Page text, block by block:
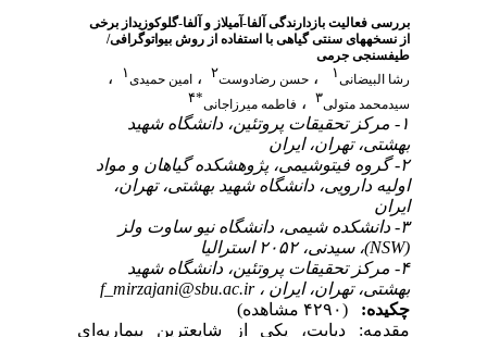
بررسی فعالیت بازدارندگی آلفا-آمیلاز و آلفا-گلوکوزیداز برخی
از نسخه‎های سنتی گیاهی با استفاده از روش بیواتوگرافی/
طیف‎سنجی جرمی
رشا البیضانی۱ ، حسن رضادوست۲ ، امین حمیدی۱ ،
سیدمحمد متولی۳ ، فاطمه میرزاجانی*۴
۱- مرکز تحقیقات پروتئین، دانشگاه شهید
بهشتی، تهران، ایران
۲- گروه فیتوشیمی، پژوهشکده گیاهان و مواد
اولیه دارویی، دانشگاه شهید بهشتی، تهران،
ایران
۳- دانشکده شیمی، دانشگاه نیو ساوت ولز
(NSW)، سیدنی، ۲۰۵۲ استرالیا
۴- مرکز تحقیقات پروتئین، دانشگاه شهید
بهشتی، تهران، ایران ،f_mirzajani@sbu.ac.ir
چکیده:
(۴۲۹۰ مشاهده)
مقدمه: دیابت، یکی از شایعترین بیماریه‌ای